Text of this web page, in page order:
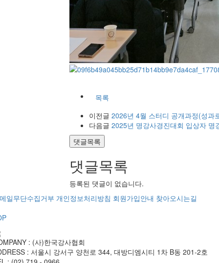
목록
이전글 2026년 4월 스터디 공개과정(성과
다음글 2025년 명강사경진대회 입상자 명
댓글목록
댓글목록
등록된 댓글이 없습니다.
일무단수집거부 개인정보처리방침 회원가입안내 찾아오시는길
: (사)한국강사협회
: 서울시 강서구 양천로 344, 대방디엠시티 1차 B동 201-2호